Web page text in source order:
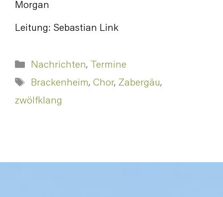
Morgan
Leitung: Sebastian Link
Kategorien
Nachrichten, Termine
Schlagwörter
Brackenheim, Chor, Zabergäu,
zwölfklang